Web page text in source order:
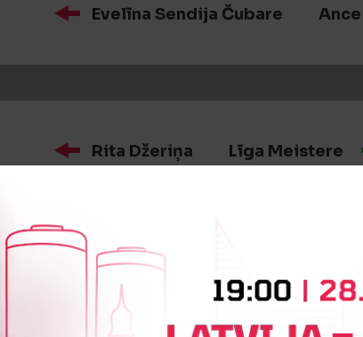
Evelīna Sendija Čubare
Rita Džeriņa Līga Meistere
Anete Stepiņa Marilda